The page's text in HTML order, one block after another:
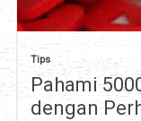
Tips
Pahami
dengan